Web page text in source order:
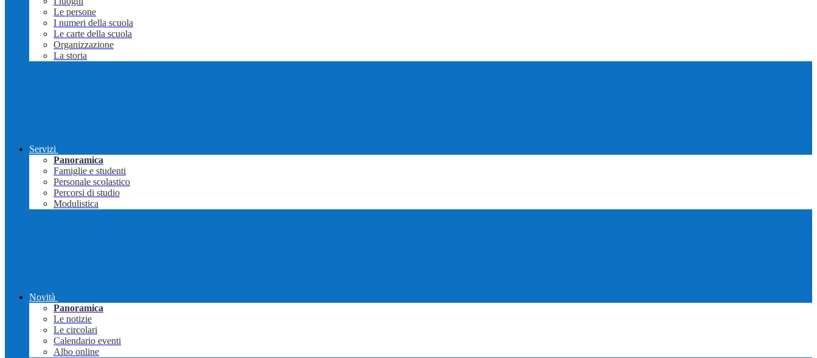
Le persone
I numeri della scuola
Le carte della scuola
Organizzazione
La storia
Servizi
Panoramica
Famiglie e studenti
Personale scolastico
Percorsi di studio
Modulistica
Novità
Panoramica
Le notizie
Le circolari
Calendario eventi
Albo online